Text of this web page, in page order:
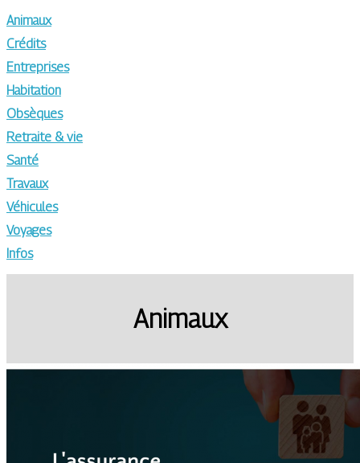
Animaux
Crédits
Entreprises
Habitation
Obsèques
Retraite & vie
Santé
Travaux
Véhicules
Voyages
Infos
Animaux